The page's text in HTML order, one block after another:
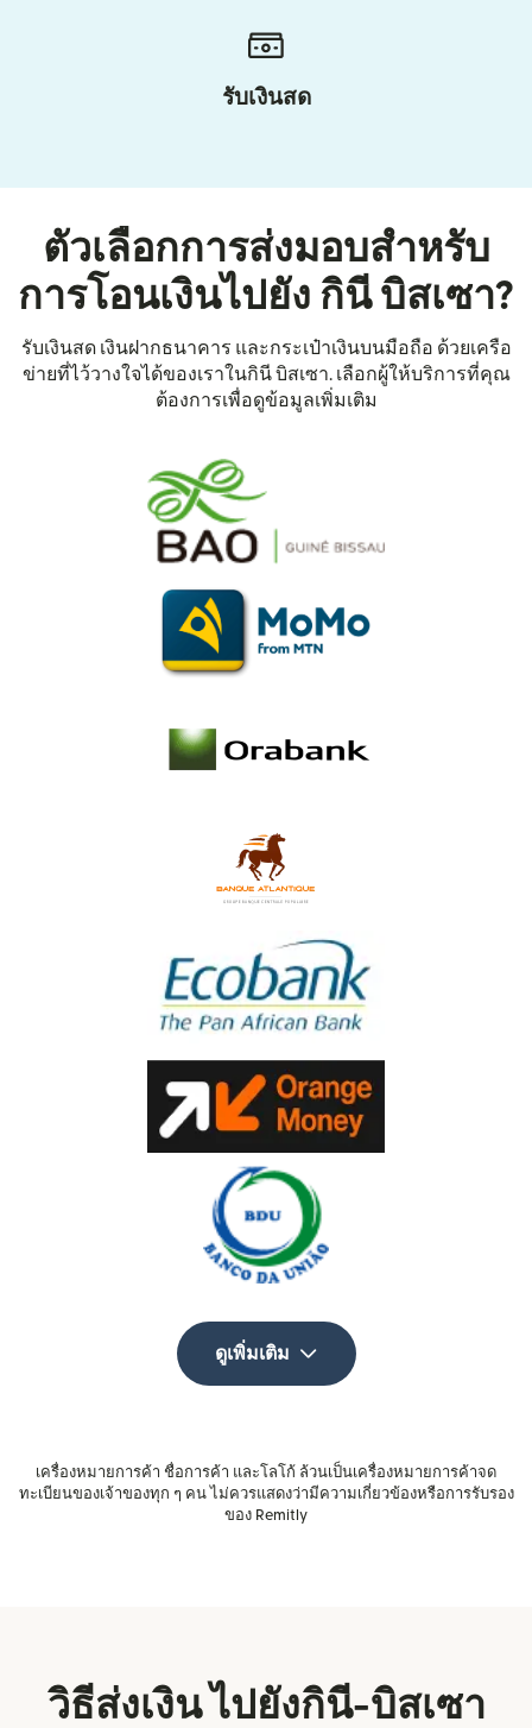
รับเงินสด
ตัวเลือกการส่งมอบสำหรับ
การโอนเงินไปยัง กินี บิสเซา?
รับเงินสด เงินฝากธนาคาร และกระเป๋าเงินบนมือถือ ด้วยเครือ
ข่ายที่ไว้วางใจได้ของเราในกินี บิสเซา. เลือกผู้ให้บริการที่คุณ
ต้องการเพื่อดูข้อมูลเพิ่มเติม
ดูเพิ่มเติม
เครื่องหมายการค้า ชื่อการค้า และโลโก้ ล้วนเป็นเครื่องหมายการค้าจด
ทะเบียนของเจ้าของทุก ๆ คน ไม่ควรแสดงว่ามีความเกี่ยวข้องหรือการรับรอง
ของ Remitly
วิธีส่งเงิน ไปยังกินี-บิสเซา